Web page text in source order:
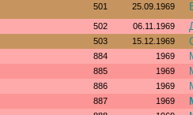
501 25.09.1969
502 06.11.1969
503 15.12.1969
884 1969
885 1969
886 1969
887 1969